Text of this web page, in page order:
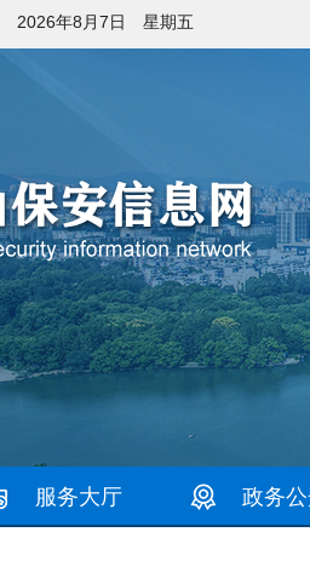
2026年8月7日 星期五
服务大厅 政务